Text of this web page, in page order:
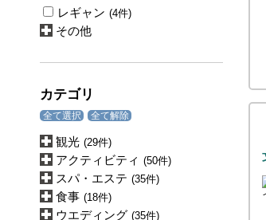
レギャン (4件)
その他
カテゴリ
全て選択 全て解除
観光 (29件)
アクティビティ (50件)
スパ・エステ (35件)
食事 (18件)
ウエディング (35件)